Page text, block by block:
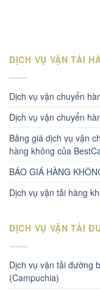
DỊCH VỤ VẬN TẢI
Dịch vụ vận chuyển
Dịch vụ vận chuyển
Bảng giá dịch vụ vận
hàng không của
BÁO GIÁ HÀNG
Dịch vụ vận tải hàng
DỊCH VỤ VẬN TẢI
Dịch vụ vận tải đường
(Campuchia)